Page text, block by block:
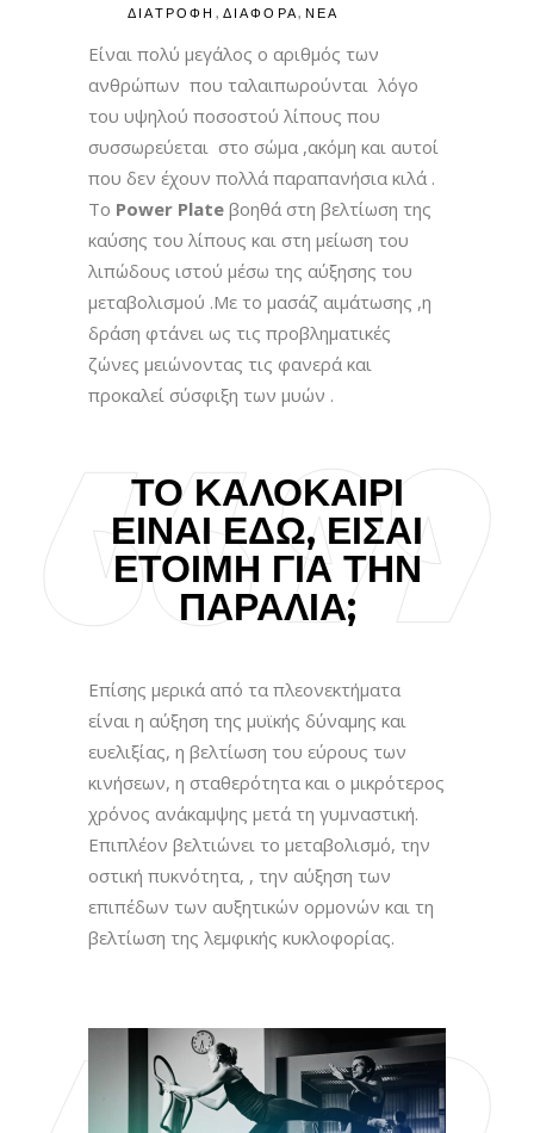
ΔΙΑΤΡΟΦΗ , ΔΙΑΦΟΡΑ,ΝΕΑ
Είναι πολύ μεγάλος ο αριθμός των
ανθρώπων που ταλαιπωρούνται λόγο
του υψηλού ποσοστού λίπους που
συσσωρεύεται στο σώμα ,ακόμη και αυτοί
που δεν έχουν πολλά παραπανήσια κιλά .
Το Power Plate βοηθά στη βελτίωση της
καύσης του λίπους και στη μείωση του
λιπώδους ιστού μέσω της αύξησης του
μεταβολισμού .Με το μασάζ αιμάτωσης ,η
δράση φτάνει ως τις προβληματικές
ζώνες μειώνοντας τις φανερά και
προκαλεί σύσφιξη των μυών .
ΤΟ ΚΑΛΟΚΑΊΡΙ
ΕΊΝΑΙ ΕΔΏ, ΕΊΣΑΙ
ΈΤΟΙΜΗ ΓΙΑ ΤΗΝ
ΠΑΡΑΛΊΑ;
Επίσης μερικά από τα πλεονεκτήματα
είναι η αύξηση της μυϊκής δύναμης και
ευελιξίας, η βελτίωση του εύρους των
κινήσεων, η σταθερότητα και ο μικρότερος
χρόνος ανάκαμψης μετά τη γυμναστική.
Επιπλέον βελτιώνει το μεταβολισμό, την
οστική πυκνότητα, , την αύξηση των
επιπέδων των αυξητικών ορμονών και τη
βελτίωση της λεμφικής κυκλοφορίας.